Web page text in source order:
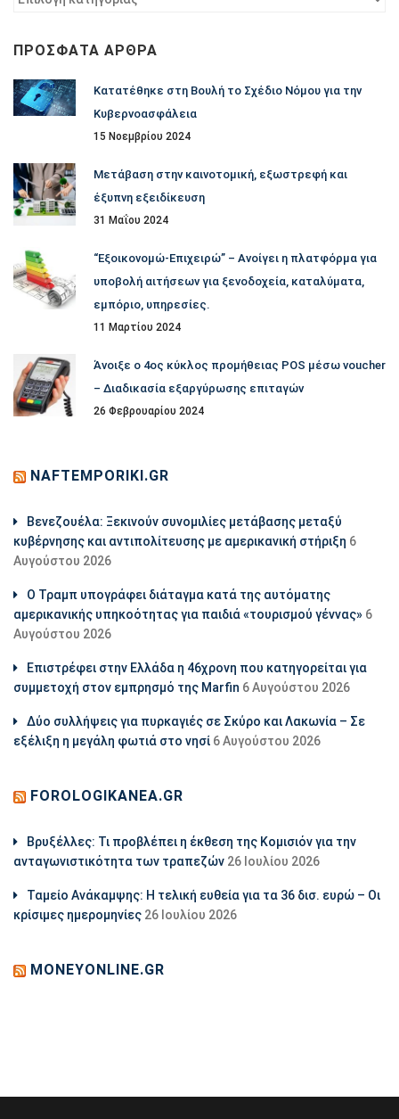
ΠΡΌΣΦΑΤΑ ΆΡΘΡΑ
Κατατέθηκε στη Βουλή το Σχέδιο Νόμου για την
Κυβερνοασφάλεια
15 Νοεμβρίου 2024
Μετάβαση στην καινοτομική, εξωστρεφή και
έξυπνη εξειδίκευση
31 Μαΐου 2024
“Εξοικονομώ-Επιχειρώ” – Ανοίγει η πλατφόρμα για
υποβολή αιτήσεων για ξενοδοχεία, καταλύματα,
εμπόριο, υπηρεσίες.
11 Μαρτίου 2024
Άνοιξε ο 4ος κύκλος προμήθειας POS μέσω voucher
– Διαδικασία εξαργύρωσης επιταγών
26 Φεβρουαρίου 2024
NAFTEMPORIKI.GR
Βενεζουέλα: Ξεκινούν συνομιλίες μετάβασης μεταξύ
κυβέρνησης και αντιπολίτευσης με αμερικανική στήριξη 6
Αυγούστου 2026
Ο Τραμπ υπογράφει διάταγμα κατά της αυτόματης
αμερικανικής υπηκοότητας για παιδιά «τουρισμού γέννας» 6
Αυγούστου 2026
Επιστρέφει στην Ελλάδα η 46χρονη που κατηγορείται για
συμμετοχή στον εμπρησμό της Marfin 6 Αυγούστου 2026
Δύο συλλήψεις για πυρκαγιές σε Σκύρο και Λακωνία – Σε
εξέλιξη η μεγάλη φωτιά στο νησί 6 Αυγούστου 2026
FOROLOGIKANEA.GR
Βρυξέλλες: Τι προβλέπει η έκθεση της Κομισιόν για την
ανταγωνιστικότητα των τραπεζών 26 Ιουλίου 2026
Ταμείο Ανάκαμψης: Η τελική ευθεία για τα 36 δισ. ευρώ – Οι
κρίσιμες ημερομηνίες 26 Ιουλίου 2026
MONEYONLINE.GR